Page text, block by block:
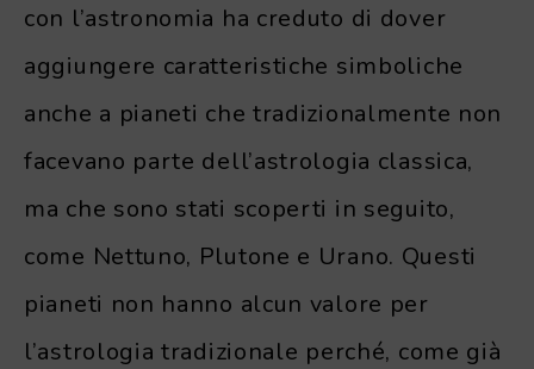
con l’astronomia ha creduto di dover
aggiungere caratteristiche simboliche
anche a pianeti che tradizionalmente non
facevano parte dell’astrologia classica,
ma che sono stati scoperti in seguito,
come Nettuno, Plutone e Urano. Questi
pianeti non hanno alcun valore per
l’astrologia tradizionale perché, come già